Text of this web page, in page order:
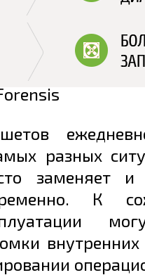
разных
заменяет
К
Задать вопрос